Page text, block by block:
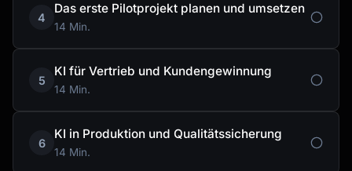
4
Das erste Pilotprojekt planen und umsetzen
14 Min.
5
KI für Vertrieb und Kundengewinnung
14 Min.
6
KI in Produktion und Qualitätssicherung
14 Min.